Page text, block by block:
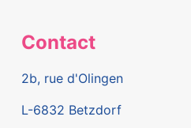
Contact
2b, rue d'Olingen
L-6832 Betzdorf